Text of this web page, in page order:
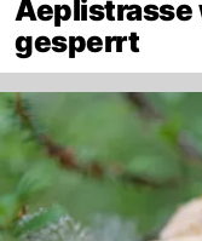
Aeplistrasse
gesperrt